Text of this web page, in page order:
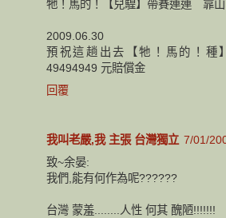
牠！馬的！【兒騜】帶賽連連 靠
2009.06.30
預祝這趟出去【牠！馬的！種
49494949 元賠償金
回覆
我叫老嚴,我 主張 台灣獨立 7/01/
致~余晏:
我們,能有何作為呢??????
台灣 蒙羞........人性 何其 醜陋!!!!!!!